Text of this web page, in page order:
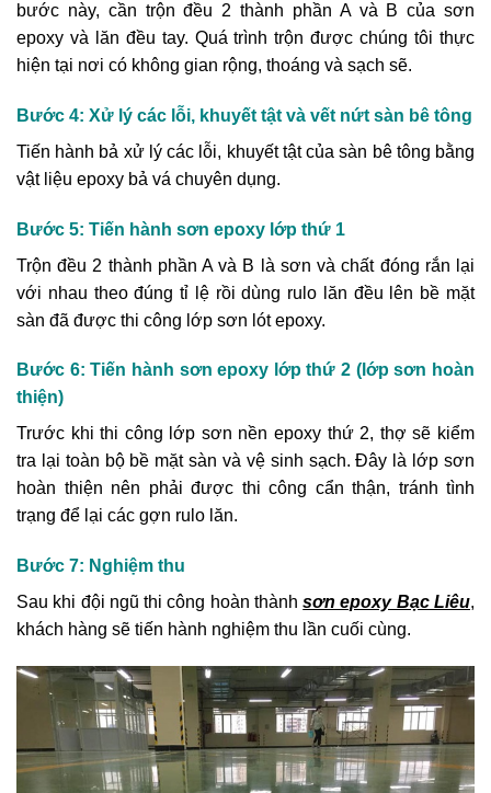
bước này, cần trộn đều 2 thành phần A và B của sơn
epoxy và lăn đều tay. Quá trình trộn được chúng tôi thực
hiện tại nơi có không gian rộng, thoáng và sạch sẽ.
Bước 4: Xử lý các lỗi, khuyết tật và vết nứt sàn bê tông
Tiến hành bả xử lý các lỗi, khuyết tật của sàn bê tông bằng
vật liệu epoxy bả vá chuyên dụng.
Bước 5: Tiến hành sơn epoxy lớp thứ 1
Trộn đều 2 thành phần A và B là sơn và chất đóng rắn lại
với nhau theo đúng tỉ lệ rồi dùng rulo lăn đều lên bề mặt
sàn đã được thi công lớp sơn lót epoxy.
Bước 6: Tiến hành sơn epoxy lớp thứ 2 (lớp sơn hoàn
thiện)
Trước khi thi công lớp sơn nền epoxy thứ 2, thợ sẽ kiểm
tra lại toàn bộ bề mặt sàn và vệ sinh sạch. Đây là lớp sơn
hoàn thiện nên phải được thi công cẩn thận, tránh tình
trạng để lại các gợn rulo lăn.
Bước 7: Nghiệm thu
Sau khi đội ngũ thi công hoàn thànhsơn epoxy Bạc Liêu,
khách hàng sẽ tiến hành nghiệm thu lần cuối cùng.